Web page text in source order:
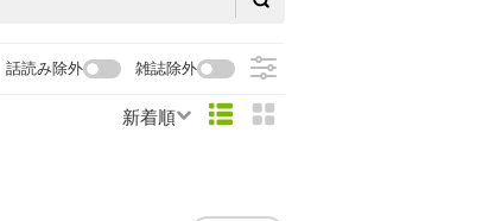
話読み除外 雑誌除外
新着順